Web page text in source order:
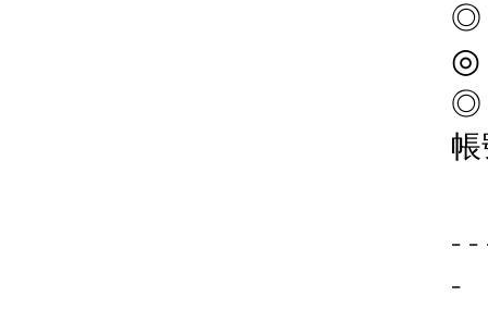
◎
- -
-